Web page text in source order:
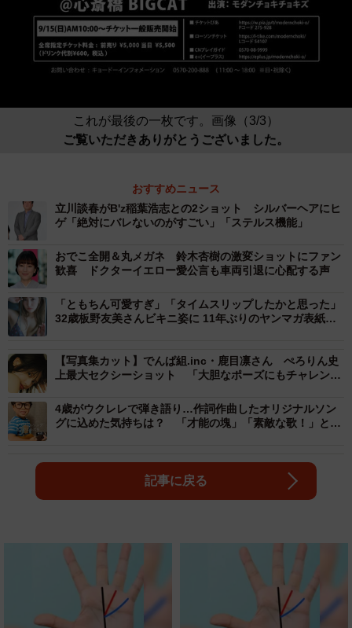
これが最後の一枚です。画像（3/3）
ご覧いただきありがとうございました。
おすすめニュース
立川談春がB'z稲葉浩志との2ショット シルバーヘアにヒ
ゲ「絶対にバレないのがすごい」「ステルス機能」
おでこ全開＆丸メガネ 鈴木杏樹の激変ショットにファン
歓喜 ドクターイエロー愛公言も車両引退に心配する声
「ともちん可愛すぎ」「タイムスリップしたかと思った」
32歳板野友美さんビキニ姿に 11年ぶりのヤンマガ表紙＆
【写真集カット】でんぱ組.inc・鹿目凛さん ぺろりん史
上最大セクシーショット 「大胆なポーズにもチャレンジ
4歳がウクレレで弾き語り…作詞作曲したオリジナルソン
グに込めた気持ちは？ 「才能の塊」「素敵な歌！」と
記事に戻る